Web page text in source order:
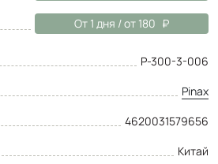
От 1 дня / от 180
P-300-3-006
Pinax
4620031579656
Китай